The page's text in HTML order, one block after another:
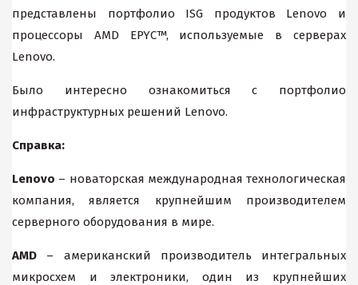
представлены портфолио ISG продуктов Lenovo и
процессоры AMD EPYC™, используемые в серверах
Lenovo.
Было интересно ознакомиться с портфолио
инфраструктурных решений Lenovo.
Справка:
Lenovo – новаторская международная технологическая
компания, является крупнейшим производителем
серверного оборудования в мире.
AMD – американский производитель интегральных
микросхем и электроники, один из крупнейших